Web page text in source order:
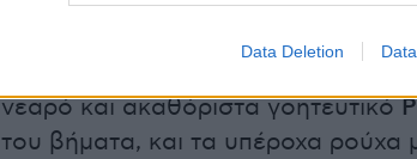
Data Deletion
νεαρό και ακαθόριστα γοητευτικό
του βήματα, και τα υπέροχα ρούχα